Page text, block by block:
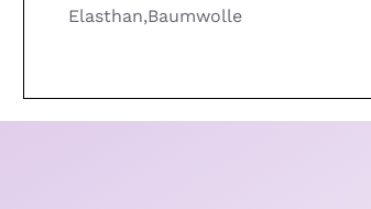
Elasthan,Baumwolle